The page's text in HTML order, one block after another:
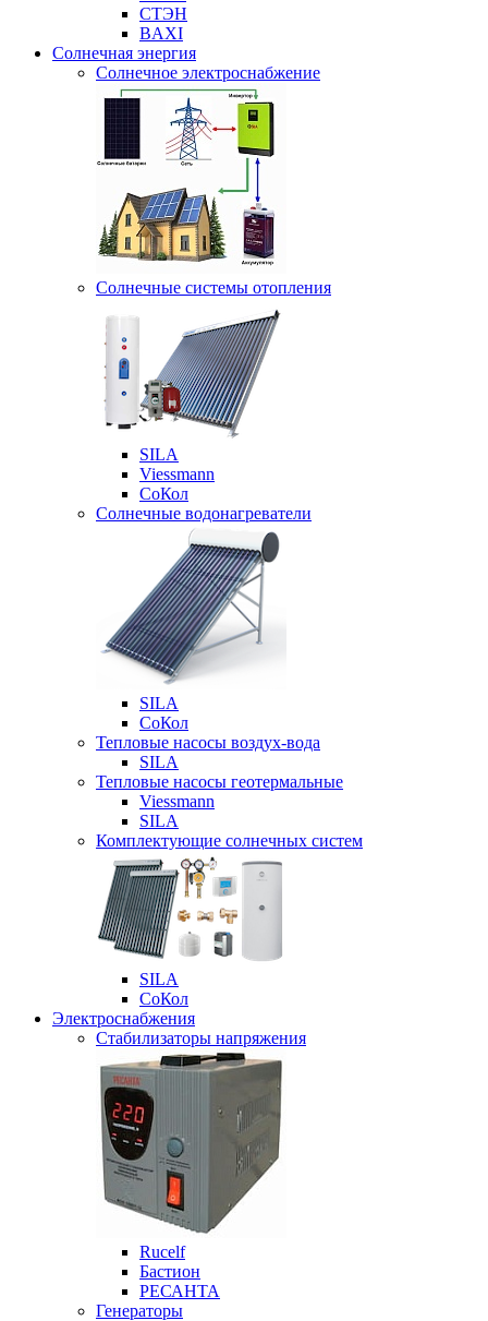
СТЭН
BAXI
Солнечная энергия
Солнечное электроснабжение
Солнечные системы отопления
SILA
Viessmann
СоКол
Солнечные водонагреватели
SILA
СоКол
Тепловые насосы воздух-вода
SILA
Тепловые насосы геотермальные
Viessmann
SILA
Комплектующие солнечных систем
SILA
СоКол
Электроснабжения
Стабилизаторы напряжения
Rucelf
Бастион
РЕСАНТА
Генераторы